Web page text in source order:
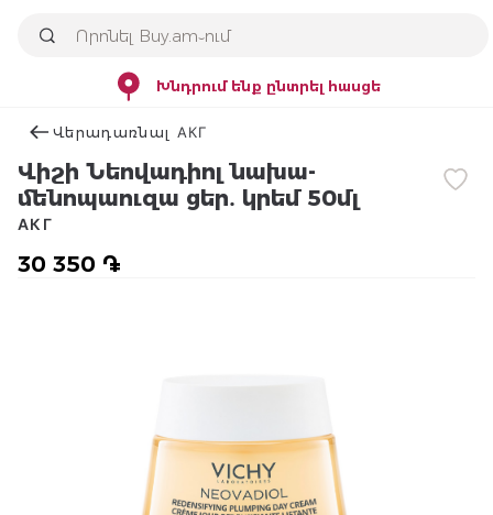
Խնդրում ենք ընտրել հասցե
Վերադառնալ АКГ
Վիշի Նեովադիոլ նախա-
մենոպաուզա ցեր․ կրեմ 50մլ
30 350 ֏
АКГ